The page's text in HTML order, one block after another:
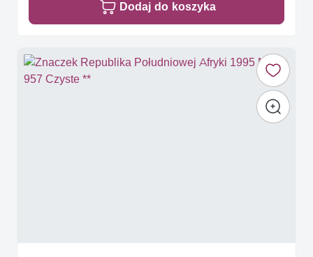
Dodaj do koszyka